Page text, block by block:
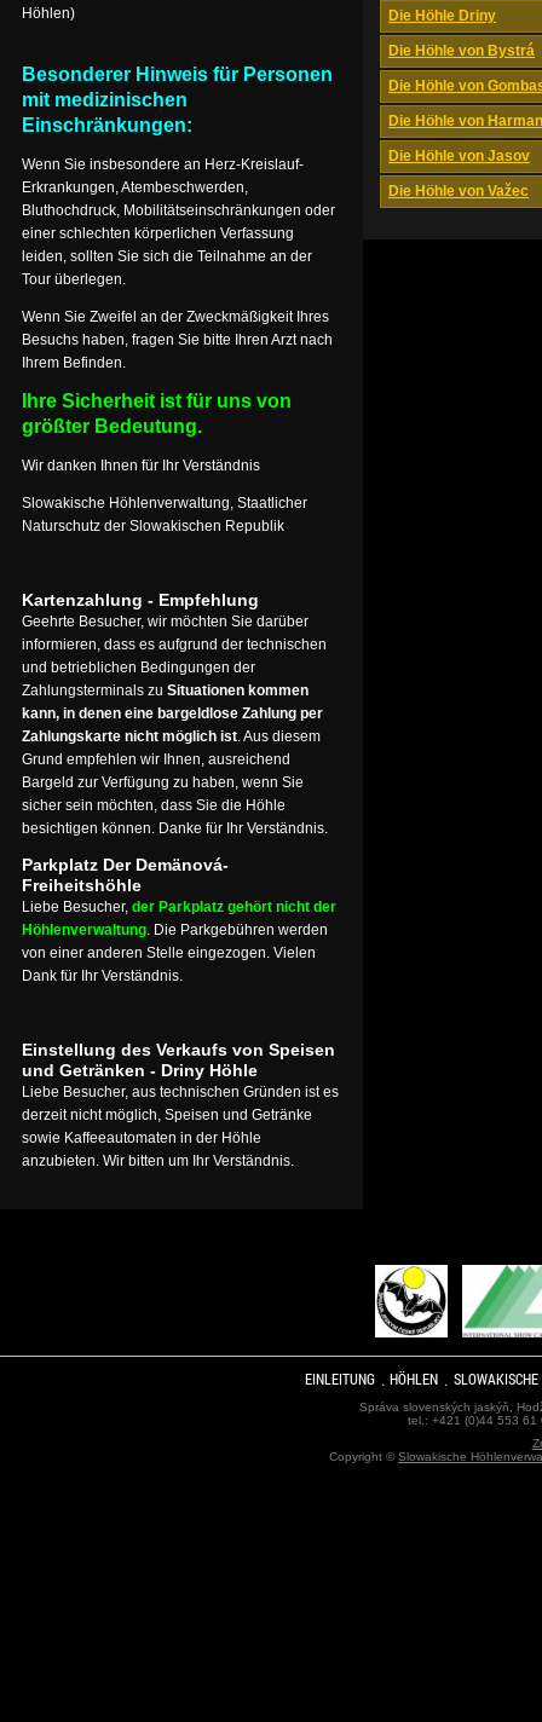
Die Höhle Driny
Die Höhle von Bystrá
Die Höhle von
Die Höhle von
Die Höhle von Jasov
Die Höhle von Važec
Höhlen)
Besonderer Hinweis für Personen
mit medizinischen
Einschränkungen:
Wenn Sie insbesondere an Herz-Kreislauf-
Erkrankungen, Atembeschwerden,
Bluthochdruck, Mobilitätseinschränkungen oder
einer schlechten körperlichen Verfassung
leiden, sollten Sie sich die Teilnahme an der
Tour überlegen.
Wenn Sie Zweifel an der Zweckmäßigkeit Ihres
Besuchs haben, fragen Sie bitte Ihren Arzt nach
Ihrem Befinden.
Ihre Sicherheit ist für uns von
größter Bedeutung.
Wir danken Ihnen für Ihr Verständnis
Slowakische Höhlenverwaltung, Staatlicher
Naturschutz der Slowakischen Republik
Kartenzahlung - Empfehlung
Geehrte Besucher, wir möchten Sie darüber
informieren, dass es aufgrund der technischen
und betrieblichen Bedingungen der
Zahlungsterminals zu Situationen kommen
kann, in denen eine bargeldlose Zahlung per
Zahlungskarte nicht möglich ist. Aus diesem
Grund empfehlen wir Ihnen, ausreichend
Bargeld zur Verfügung zu haben, wenn Sie
sicher sein möchten, dass Sie die Höhle
besichtigen können. Danke für Ihr Verständnis.
Parkplatz Der Demänová-
Freiheitshöhle
Liebe Besucher, der Parkplatz gehört nicht der
Höhlenverwaltung. Die Parkgebühren werden
von einer anderen Stelle eingezogen. Vielen
Dank für Ihr Verständnis.
Einstellung des Verkaufs von Speisen
und Getränken - Driny Höhle
Liebe Besucher, aus technischen Gründen ist es
derzeit nicht möglich, Speisen und Getränke
sowie Kaffeeautomaten in der Höhle
anzubieten. Wir bitten um Ihr Verständnis.
EINLEITUNG HÖHLEN
Správa slovenských jaskýň,
tel.: +421 (0)44 553
Copyright ©Slowakische